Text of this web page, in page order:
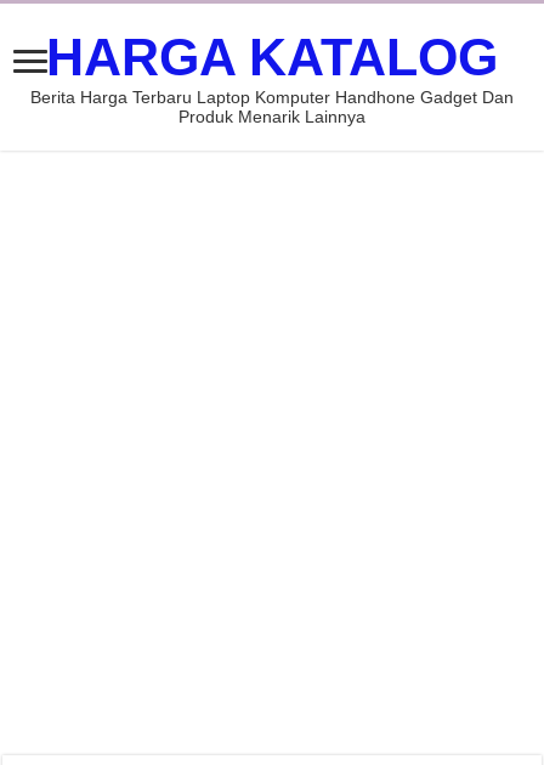
HARGA KATALOG
Berita Harga Terbaru Laptop Komputer Handhone Gadget Dan
Produk Menarik Lainnya